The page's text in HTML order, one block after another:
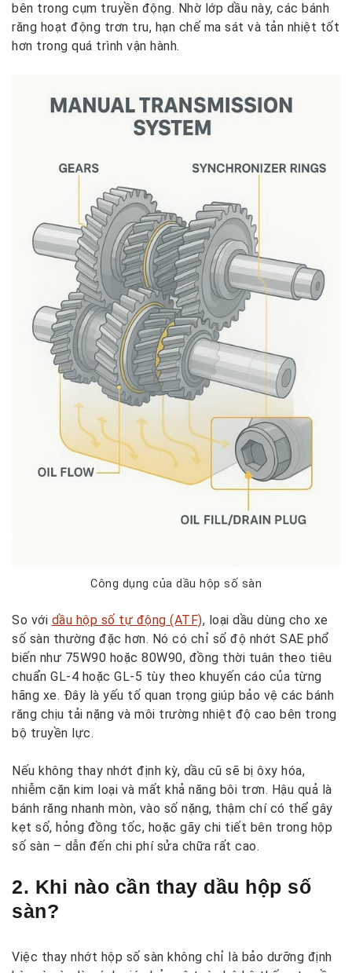
bên trong cụm truyền động. Nhờ lớp dầu này, các bánh
răng hoạt động trơn tru, hạn chế ma sát và tản nhiệt tốt
hơn trong quá trình vận hành.
Công dụng của dầu hộp số sàn
So với dầu hộp số tự động (ATF), loại dầu dùng cho xe
số sàn thường đặc hơn. Nó có chỉ số độ nhớt SAE phổ
biến như 75W90 hoặc 80W90, đồng thời tuân theo tiêu
chuẩn GL-4 hoặc GL-5 tùy theo khuyến cáo của từng
hãng xe. Đây là yếu tố quan trọng giúp bảo vệ các bánh
răng chịu tải nặng và môi trường nhiệt độ cao bên trong
bộ truyền lực.
Nếu không thay nhớt định kỳ, dầu cũ sẽ bị ôxy hóa,
nhiễm cặn kim loại và mất khả năng bôi trơn. Hậu quả là
bánh răng nhanh mòn, vào số nặng, thậm chí có thể gây
kẹt số, hỏng đồng tốc, hoặc gãy chi tiết bên trong hộp
số sàn – dẫn đến chi phí sửa chữa rất cao.
2. Khi nào cần thay dầu hộp số
sàn?
Việc thay nhớt hộp số sàn không chỉ là bảo dưỡng định